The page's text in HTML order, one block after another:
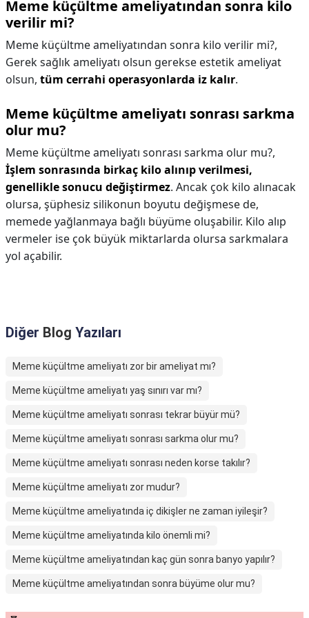
Meme küçültme ameliyatından sonra kilo
verilir mi?
Meme küçültme ameliyatından sonra kilo verilir mi?,
Gerek sağlık ameliyatı olsun gerekse estetik ameliyat
olsun, tüm cerrahi operasyonlarda iz kalır.
Meme küçültme ameliyatı sonrası sarkma
olur mu?
Meme küçültme ameliyatı sonrası sarkma olur mu?,
İşlem sonrasında birkaç kilo alınıp verilmesi,
genellikle sonucu değiştirmez. Ancak çok kilo alınacak
olursa, şüphesiz silikonun boyutu değişmese de,
memede yağlanmaya bağlı büyüme oluşabilir. Kilo alıp
vermeler ise çok büyük miktarlarda olursa sarkmalara
yol açabilir.
Diğer Blog Yazıları
Meme küçültme ameliyatı zor bir ameliyat mı?
Meme küçültme ameliyatı yaş sınırı var mı?
Meme küçültme ameliyatı sonrası tekrar büyür mü?
Meme küçültme ameliyatı sonrası sarkma olur mu?
Meme küçültme ameliyatı sonrası neden korse takılır?
Meme küçültme ameliyatı zor mudur?
Meme küçültme ameliyatında iç dikişler ne zaman iyileşir?
Meme küçültme ameliyatında kilo önemli mi?
Meme küçültme ameliyatından kaç gün sonra banyo yapılır?
Meme küçültme ameliyatından sonra büyüme olur mu?